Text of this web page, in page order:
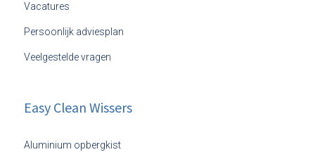
Vacatures
Persoonlijk adviesplan
Veelgestelde vragen
Easy Clean Wissers
Aluminium opbergkist